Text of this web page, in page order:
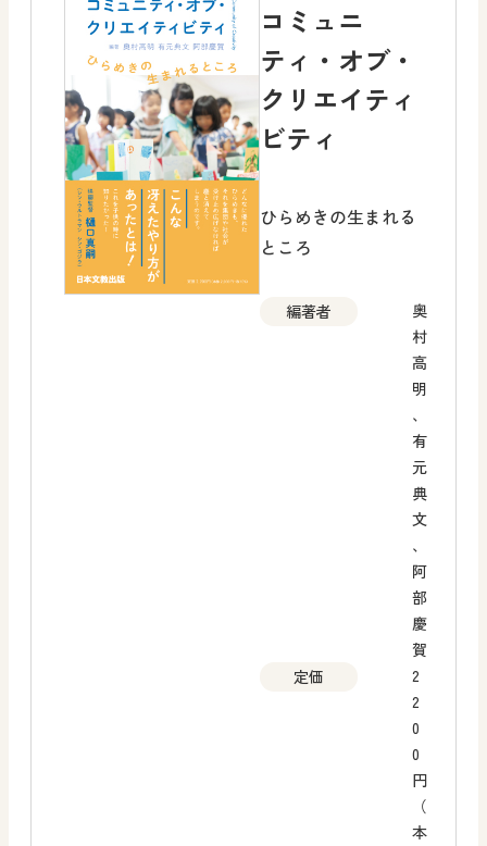
コミュニ
ティ・オブ・
クリエイティ
ビティ
ひらめきの生まれる
ところ
編著者
奥
村
高
明
、
有
元
典
文
、
阿
部
慶
賀
定価
2
2
0
0
円
（
本